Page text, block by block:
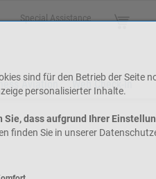
Special Assistance Online Shop
Aviation Web Check-In
sind für den Betrieb der Seite
personalisierter Inhalte.
Sie, dass aufgrund Ihrer
finden Sie in unserer